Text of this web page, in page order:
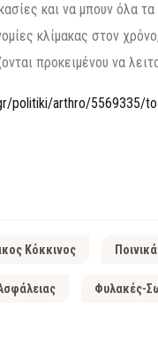
και να μπουν όλα
κλίμακας στον
προκειμένου να
politiki/arthro/5569335/
Κόκκινος
Φυλακές-